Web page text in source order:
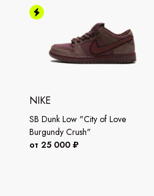
NIKE
SB Dunk Low "City of Love
Burgundy Crush"
от 25 000 ₽